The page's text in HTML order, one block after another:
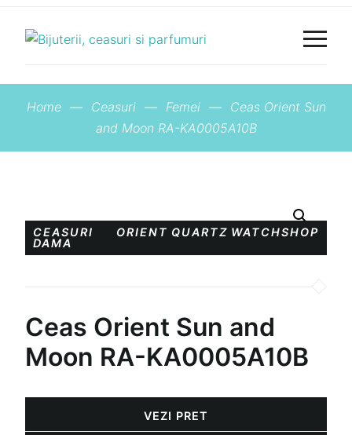
Home — Ceasuri — Femei —
Ceas Orient Sun
and Moon RA-KA0005A10B
CEASURI
DAMA
ORIENT QUARTZ WATCHSHOP
Ceas Orient Sun and
Moon RA-KA0005A10B
VEZI PRET